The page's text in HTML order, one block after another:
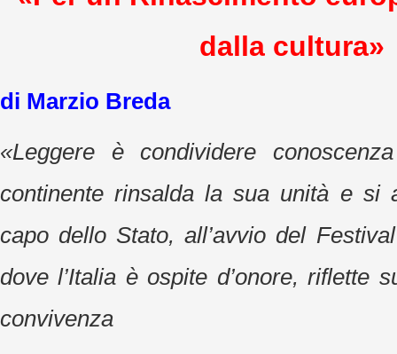
dalla cultura»
di Marzio Breda
«Leggere è condividere
continente rinsalda la sua unità e si
capo dello Stato, all’avvio del
dove l’Italia è ospite d’onore, riflette
convivenza